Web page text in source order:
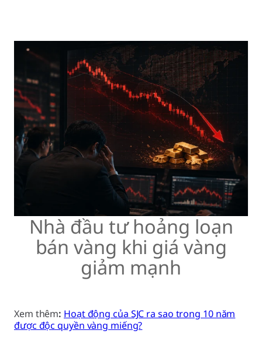
Nhà đầu tư hoảng loạn
bán vàng khi giá vàng
giảm mạnh
Xem thêm: Hoạt động của SJC ra sao trong 10 năm
được độc quyền vàng miếng?